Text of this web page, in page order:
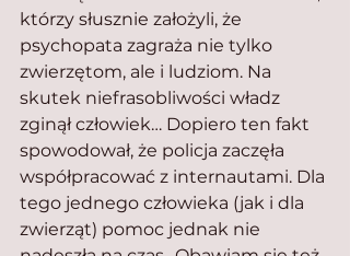
którzy słusznie założyli, że
psychopata zagraża nie tylko
zwierzętom, ale i ludziom. Na
skutek niefrasobliwości władz
zginął człowiek… Dopiero ten fakt
spowodował, że policja zaczęła
współpracować z internautami. Dla
tego jednego człowieka (jak i dla
zwierząt) pomoc jednak nie